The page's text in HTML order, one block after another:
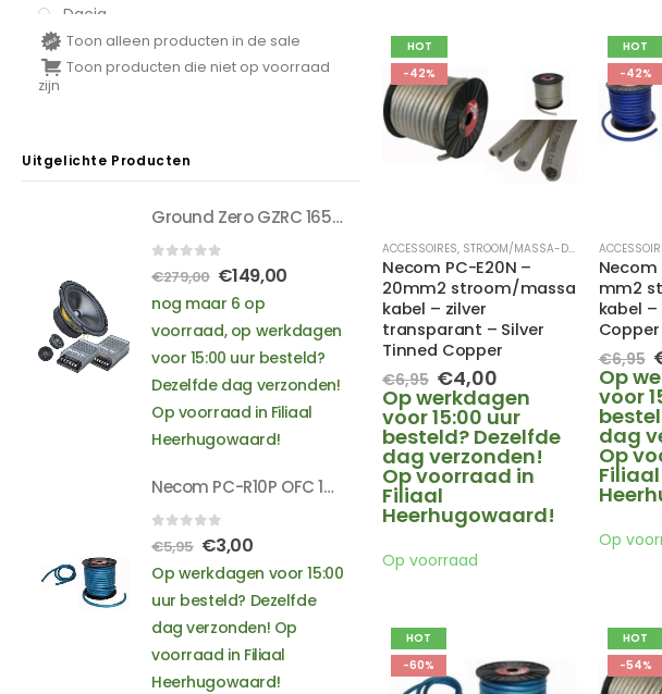
HOT
-42%
ACCESSOIRES, STROOM/MASSA-DRAAD
Necom PC-E20N –
20mm2 stroom/massa
kabel – zilver
transparant – Silver
Tinned Copper
€6,95 Oorspronkelijke
prijs
was:
€6,95.
€4,00
prijs
is:
€4,00.
Op werkdagen
voor 15:00 uur
besteld? Dezelfde
dag verzonden!
Op voorraad in
Filiaal
Heerhugowaard!
Op voorraad
HOT
-42%
Necom
mm2
kabel –
Copper
€6,95
Op
voor
dag
Op
Filiaal
Op
HOT
-60%
HOT
-54%
Dacia
Daihatsu
Dodge
Hyundai
Lancia
Land Rover
Lexus
Mazda
Porsche
Renault
Rover
Toon alleen producten in de sale
Toon producten die niet op voorraad
zijn
Uitgelichte Producten
Ground Zero GZRC 165.2SQ - 2x 120 Watt RMS - 3 Ohm impedantie - SQ compo-set
out of 5
€279,00 Oorspronkelijke
prijs
was:
€279,00.
€149,00Huidige
is:
€149,00.
nog maar 6 op
voorraad, op werkdagen
voor 15:00 uur besteld?
Dezelfde dag verzonden!
Op voorraad in Filiaal
Heerhugowaard!
Necom PC-R10P OFC 10mm2 stroom-/massadraad - smokey light blue
out of 5
€5,95 Oorspronkelijke
prijs
was:
€5,95.
€3,00Huidige
prijs
is:
€3,00.
Op werkdagen voor 15:00
uur besteld? Dezelfde
dag verzonden! Op
voorraad in Filiaal
Heerhugowaard!